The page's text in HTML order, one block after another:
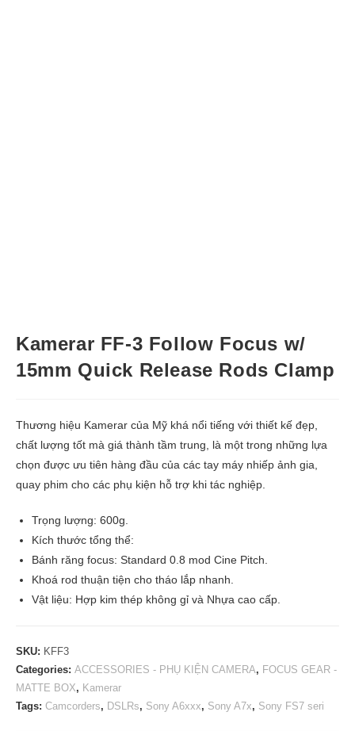
Kamerar FF-3 Follow Focus w/
15mm Quick Release Rods Clamp
Thương hiệu Kamerar của Mỹ khá nổi tiếng với thiết kế đẹp,
chất lượng tốt mà giá thành tầm trung, là một trong những lựa
chọn được ưu tiên hàng đầu của các tay máy nhiếp ảnh gia,
quay phim cho các phụ kiện hỗ trợ khi tác nghiệp.
Trọng lượng: 600g.
Kích thước tổng thể:
Bánh răng focus: Standard 0.8 mod Cine Pitch.
Khoá rod thuận tiện cho tháo lắp nhanh.
Vật liệu: Hợp kim thép không gỉ và Nhựa cao cấp.
SKU: KFF3
Categories: ACCESSORIES - PHỤ KIỆN CAMERA, FOCUS GEAR -
MATTE BOX, Kamerar
Tags: Camcorders, DSLRs, Sony A6xxx, Sony A7x, Sony FS7 seri